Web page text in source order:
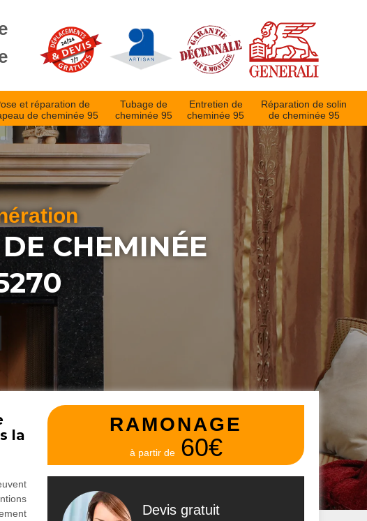
et réparation de
de cheminée 95
Tubage de
cheminée 95
Entretien de
cheminée 95
Réparation de solin
de cheminée 95
CHEMINÉE
la
RAMONAGE
à partir de 60€
Devis gratuit